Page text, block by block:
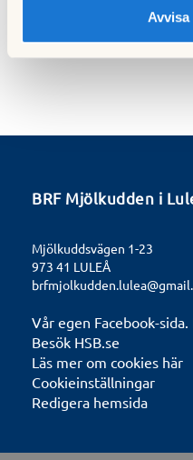
BRF Mjölkudden i
Mjölkuddsvägen 1-23
973 41 LULEÅ
Vår egen Facebook-
Besök HSB.se
Läs mer om cookies här
Cookieinställningar
Redigera hemsida